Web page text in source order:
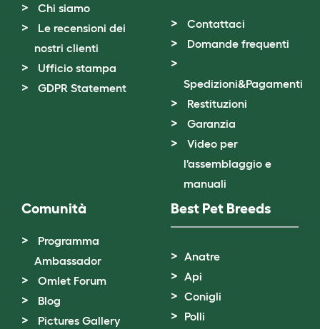
Chi siamo
Le recensioni dei
nostri clienti
Ufficio stampa
GDPR Statement
Contattaci
Domande frequenti
Spedizioni&Pagamenti
Restituzioni
Garanzia
Video per
l'assemblaggio e
manuali
Comunità
Programma
Ambassador
Omlet Forum
Blog
Pictures Gallery
Best Pet Breeds
Anatre
Api
Conigli
Polli